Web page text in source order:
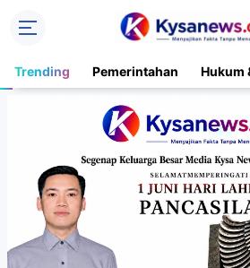
Trending Pemerintahan Hukum